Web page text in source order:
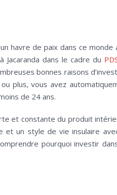
havre de paix dans ce
Jacaranda dans le cadre du
bonnes raisons
plus, vous avez
de 24 ans.
et constante du produit
et un style de vie insulaire
pourquoi investir